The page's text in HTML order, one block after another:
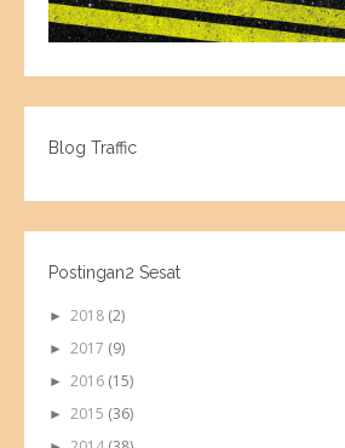
Blog Traffic
Postingan2 Sesat
► 2018 (2)
► 2017 (9)
► 2016 (15)
► 2015 (36)